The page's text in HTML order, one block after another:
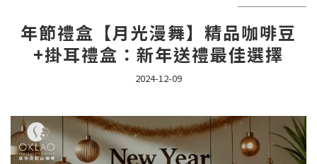
年節禮盒【月光漫舞】精品咖啡豆
+掛耳禮盒：新年送禮最佳選擇
2024-12-09